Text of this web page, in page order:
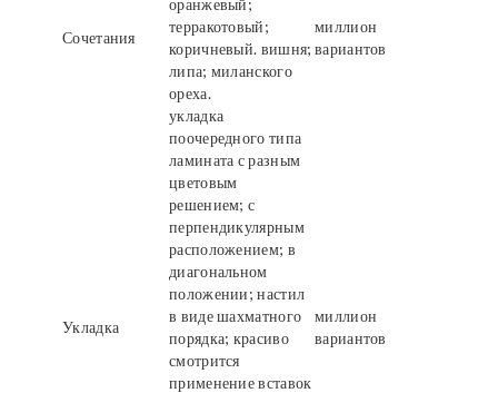
Сочетания
оранжевый;
терракотовый;
коричневый. вишня;
липа; миланского
ореха.
миллион
вариантов
Укладка
укладка
поочередного типа
ламината с разным
цветовым
решением; с
перпендикулярным
расположением; в
диагональном
положении; настил
в виде шахматного
порядка; красиво
смотрится
применение вставок
миллион
вариантов